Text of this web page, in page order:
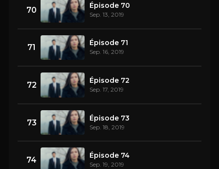
70 Épisode 70
Sep. 13, 2019
71 Épisode 71
Sep. 16, 2019
72 Épisode 72
Sep. 17, 2019
73 Épisode 73
Sep. 18, 2019
74 Épisode 74
Sep. 19, 2019